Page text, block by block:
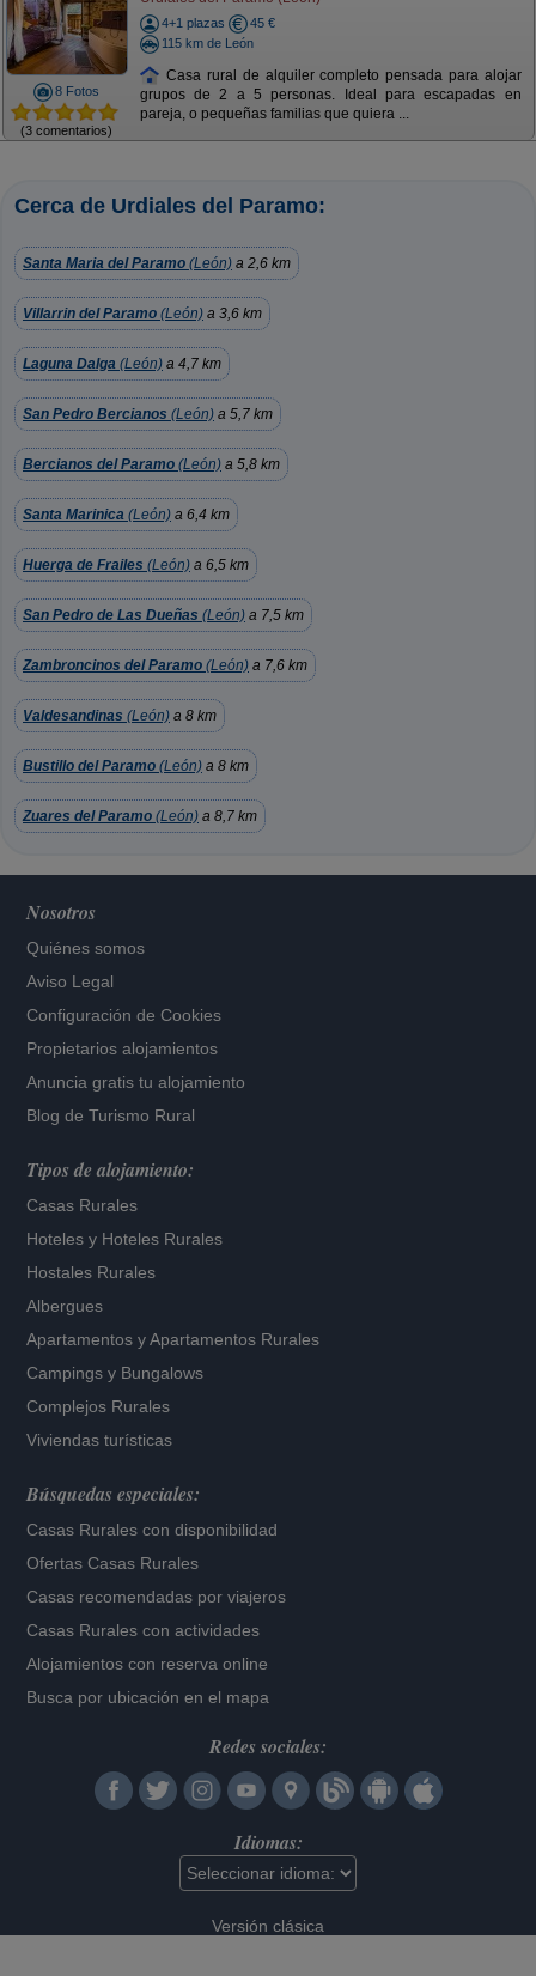
8 Fotos
(3 comentarios)
4+1 plazas
45 €
115 km de León
Casa rural de alquiler completo pensada para alojar
grupos de 2 a 5 personas. Ideal para escapadas en
pareja, o pequeñas familias que quiera ...
Cerca de Urdiales del Paramo:
Santa Maria del Paramo (León) a 2,6 km
Villarrin del Paramo (León) a 3,6 km
Laguna Dalga (León) a 4,7 km
San Pedro Bercianos (León) a 5,7 km
Bercianos del Paramo (León) a 5,8 km
Santa Marinica (León) a 6,4 km
Huerga de Frailes (León) a 6,5 km
San Pedro de Las Dueñas (León) a 7,5 km
Zambroncinos del Paramo (León) a 7,6 km
Valdesandinas (León) a 8 km
Bustillo del Paramo (León) a 8 km
Zuares del Paramo (León) a 8,7 km
Nosotros
Quiénes somos
Aviso Legal
Configuración de Cookies
Propietarios alojamientos
Anuncia gratis tu alojamiento
Blog de Turismo Rural
Tipos de alojamiento:
Casas Rurales
Hoteles y Hoteles Rurales
Hostales Rurales
Albergues
Apartamentos yApartamentos Rurales
Campings y Bungalows
Complejos Rurales
Viviendas turísticas
Búsquedas especiales:
Casas Rurales con disponibilidad
Ofertas Casas Rurales
Casas recomendadas por viajeros
Casas Rurales con actividades
Alojamientos con reserva online
Busca por ubicación en el mapa
Redes sociales:
Idiomas:
Versión clásica